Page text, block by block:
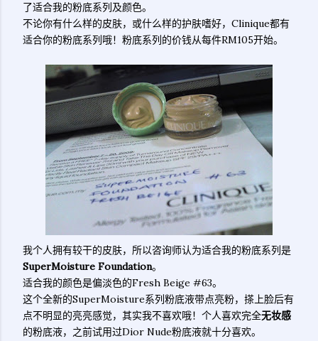
了适合我的粉底系列及颜色。
不论你有什么样的皮肤，或什么样的护肤嗜好，Clinique都有
适合你的粉底系列哦！粉底系列的价钱从每件RM105开始。
我个人拥有较干的皮肤，所以咨询师认为适合我的粉底系列是
SuperMoisture Foundation。
适合我的颜色是偏淡色的Fresh Beige #63。
这个全新的SuperMoisture系列粉底液带点亮粉，搽上脸后有
点不明显的亮亮感觉，其实我不喜欢哦！个人喜欢完全无妆感
的粉底液，之前试用过Dior Nude粉底液就十分喜欢。